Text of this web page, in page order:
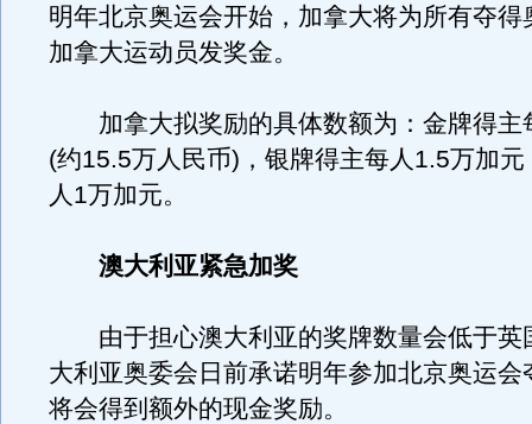
明年北京奥运会开始，加拿大将为所有夺得
加拿大运动员发奖金。
加拿大拟奖励的具体数额为：金牌得主
(约15.5万人民币)，银牌得主每人1.5万加
人1万加元。
澳大利亚紧急加奖
由于担心澳大利亚的奖牌数量会低于英
大利亚奥委会日前承诺明年参加北京奥运会
将会得到额外的现金奖励。